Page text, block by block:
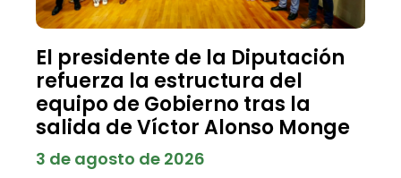
El presidente de la Diputación
refuerza la estructura del
equipo de Gobierno tras la
salida de Víctor Alonso Monge
3 de agosto de 2026